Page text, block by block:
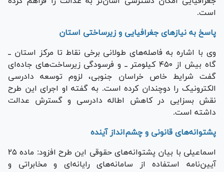
است.
پاسخ به نیاز‌های جغرافیایی و زیرساختی استان
وی با اشاره به فاصله‌های طولانی برخی نقاط تا مرکز استان ــ
گاه بیش از ۴۵۰ کیلومتر ــ و فرسودگی زیرساخت‌های جاده‌ای
گفت شرایط خاص خراسان جنوبی، لزوم توسعه دادرسی
الکترونیک را دوچندان کرده است. به گفته او اجرای این طرح
نقش بسزایی در کاهش اطاله دادرسی و گسترش عدالت
داشته است.
پشتوانه‌های قانونی و چشم‌انداز آینده
اسماعیلی با بیان پشتوانه‌های حقوقی این طرح افزود: ماده ۲۵
آیین‌نامه استفاده از سامانه‌های رایانه‌ای و مخابراتی و